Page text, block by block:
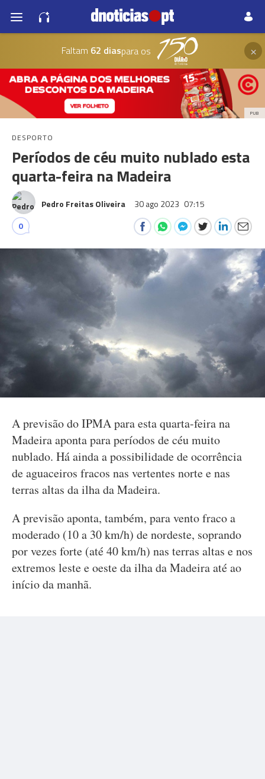
Faltam 62 diaspara os ×
PUB
DESPORTO
Períodos de céu muito nublado esta
quarta-feira na Madeira
Pedro Freitas Oliveira 30 ago 2023 07:15
0
A previsão do IPMA para esta quarta-feira na
Madeira aponta para períodos de céu muito
nublado. Há ainda a possibilidade de ocorrência
de aguaceiros fracos nas vertentes norte e nas
terras altas da ilha da Madeira.
A previsão aponta, também, para vento fraco a
moderado (10 a 30 km/h) de nordeste, soprando
por vezes forte (até 40 km/h) nas terras altas e nos
extremos leste e oeste da ilha da Madeira até ao
início da manhã.